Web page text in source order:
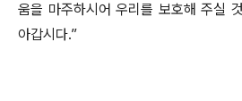
움을 마주하시어 우리를 보호해 주실
아갑시다.”